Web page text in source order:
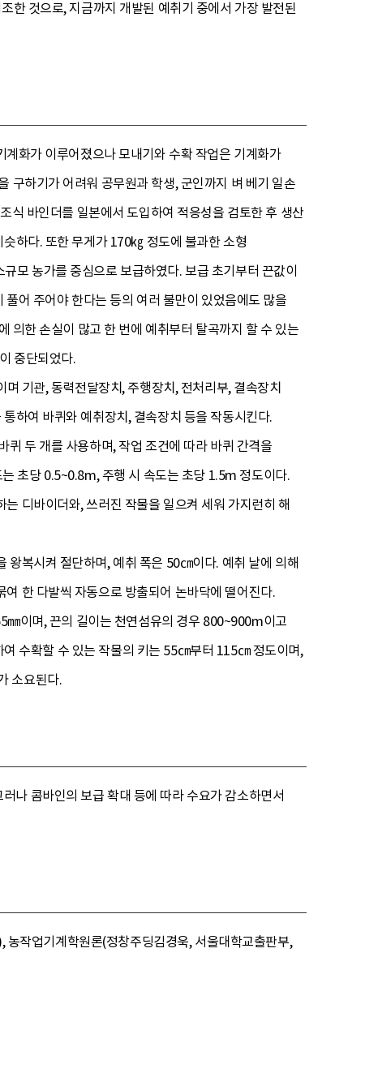
한 것으로, 지금까지 개발된 예취기 중에서 가장 발전된
화가 이루어졌으나 모내기와 수확 작업은 기계화가
구하기가 어려워 공무원과 학생, 군인까지 벼 베기 일손
식 바인더를 일본에서 도입하여 적응성을 검토한 후 생산
하다. 또한 무게가 170㎏ 정도에 불과한 소형
모 농가를 중심으로 보급하였다. 보급 초기부터 끈값이
어 주어야 한다는 등의 여러 불만이 있었음에도 많을
의한 손실이 많고 한 번에 예취부터 탈곡까지 할 수 있는
중단되었다.
기관, 동력전달장치, 주행장치, 전처리부, 결속장치
하여 바퀴와 예취장치, 결속장치 등을 작동시킨다.
두 개를 사용하며, 작업 조건에 따라 바퀴 간격을
초당 0.5~0.8m, 주행 시 속도는 초당 1.5m 정도이다.
디바이더와, 쓰러진 작물을 일으켜 세워 가지런히 해
왕복시켜 절단하며, 예취 폭은 50㎝이다. 예취 날에 의해
한 다발씩 자동으로 방출되어 논바닥에 떨어진다.
이며, 끈의 길이는 천연섬유의 경우 800~900m이고
수확할 수 있는 작물의 키는 55㎝부터 115㎝ 정도이며,
소요된다.
나 콤바인의 보급 확대 등에 따라 수요가 감소하면서
작업기계학원론(정창주딩김경욱, 서울대학교출판부,